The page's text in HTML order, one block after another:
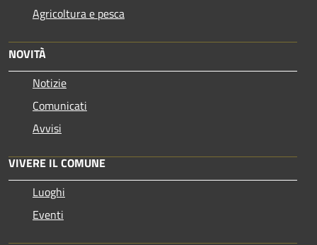
Agricoltura e pesca
NOVITÀ
Notizie
Comunicati
Avvisi
VIVERE IL COMUNE
Luoghi
Eventi